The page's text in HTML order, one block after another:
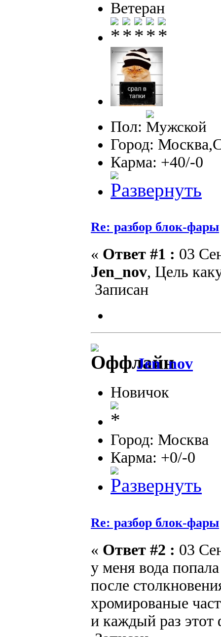
Ветеран
Пол:
Город:
Карма: +40/-0
Re: разбор блок-фары
« Ответ #1 : 03
Jen_nov, Цель
Записан
Jen_nov
Новичок
Город: Москва
Карма: +0/-0
Re: разбор блок-фары
« Ответ #2 : 03
у меня вода
после
хромированые
и каждый раз этот